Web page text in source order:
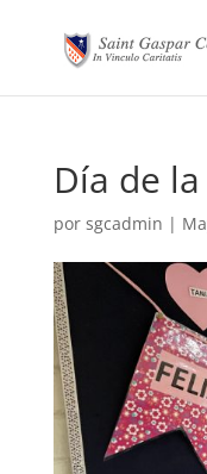
Día de
por sgcadmin |